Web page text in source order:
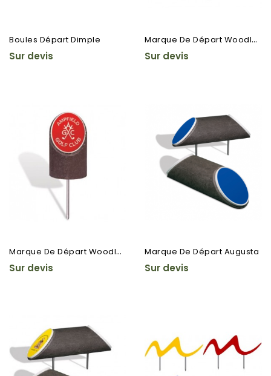
Boules Départ Dimple
Sur devis
M
Arque De Départ Woodland
Sur devis
M
Arque De Départ Woodland...
Sur devis
Marque De Départ Augusta
Sur devis